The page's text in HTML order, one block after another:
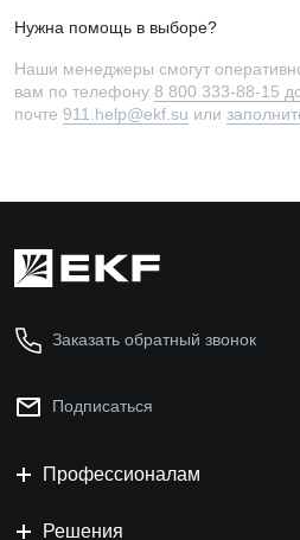
Нужна помощь в выборе?
Наши менеджеры смогут
вам по телефону 8 800 333-88-15
почте 911.help@ekf.su или
Заказать обратный звонок
Подписаться
Профессионалам
Решения